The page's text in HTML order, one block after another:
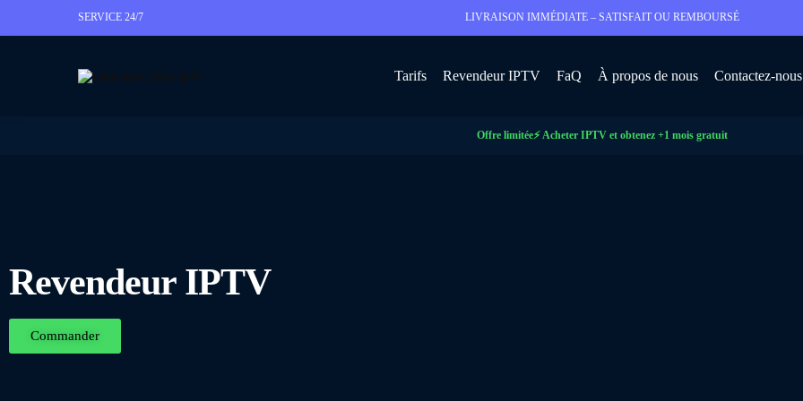
SERVICE 24/7 LIVRAISON IMMÉDIATE – SATISFAIT OU REMBOURSÉ
Tarifs Revendeur IPTV FaQ À propos de nous Contactez-nous
Offre limitée⚡ Acheter IPTV et obtenez +1 mois gratuit
Revendeur IPTV
Commander